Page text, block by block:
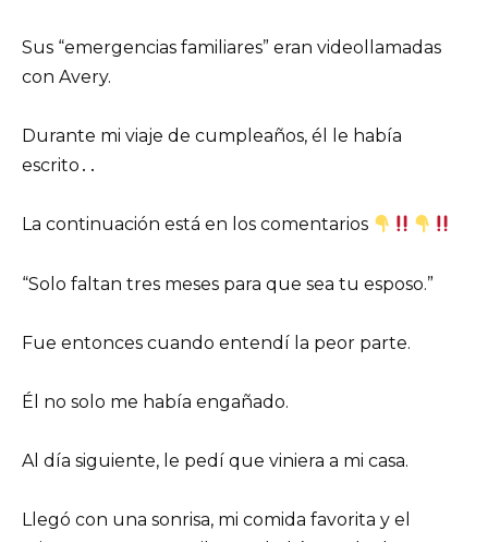
Sus “emergencias familiares” eran videollamadas
con Avery.
Durante mi viaje de cumpleaños, él le había
escrito․․
La continuación está en los comentarios
“Solo faltan tres meses para que sea tu esposo.”
Fue entonces cuando entendí la peor parte.
Él no solo me había engañado.
Al día siguiente, le pedí que viniera a mi casa.
Llegó con una sonrisa, mi comida favorita y el